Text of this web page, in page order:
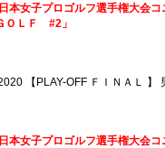
女子プロゴルフ選手権大会コ
ＯＬＦ #2」
【PLAY-OFF ＦＩＮＡＬ
女子プロゴルフ選手権大会コ